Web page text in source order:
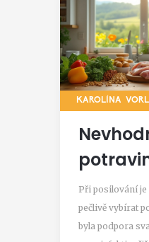
KAROLÍNA
zdravá
Při posilování je
pečlivě vybírat
byla podpora